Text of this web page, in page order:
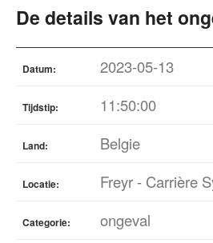
De details van het
Datum: 2023-05-13
Tijdstip: 11:50:00
Land: Belgie
Locatie: Freyr - Carrière
Categorie: ongeval